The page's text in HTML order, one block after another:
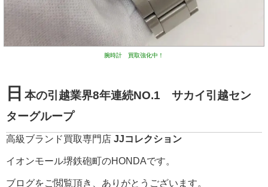
腕時計 買取強化中！
日 本の引越業界8年連続NO.1 サカイ引越セン
ターグループ
高級ブランド買取専門店 JJコレクション
イオンモール堺鉄砲町のHONDAです。
ブログをご閲覧頂き、ありがとうございます。